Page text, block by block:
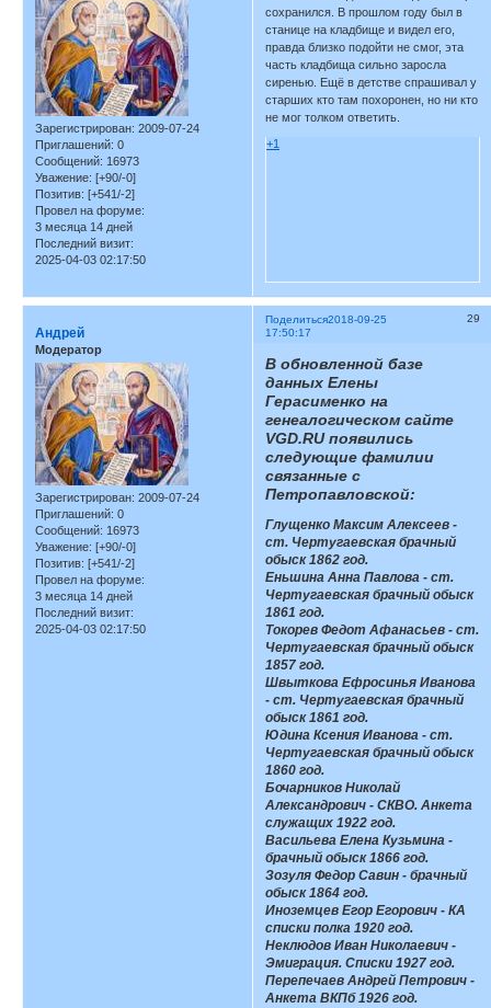
Зарегистрирован: 2009-07-24
Приглашений: 0
Сообщений: 16973
Уважение: [+90/-0]
Позитив: [+541/-2]
Провел на форуме:
3 месяца 14 дней
Последний визит:
2025-04-03 02:17:50
сохранился. В прошлом году был в
станице на кладбище и видел его,
правда близко подойти не смог, эта
часть кладбища сильно заросла
сиренью. Ещё в детстве спрашивал у
старших кто там похоронен, но ни кто
не мог толком ответить.
+1
Поделиться 29
2018-09-25
17:50:17
Андрей
Модератор
Зарегистрирован: 2009-07-24
Приглашений: 0
Сообщений: 16973
Уважение: [+90/-0]
Позитив: [+541/-2]
Провел на форуме:
3 месяца 14 дней
Последний визит:
2025-04-03 02:17:50
В обновленной базе
данных Елены
Герасименко на
генеалогическом сайте
VGD.RU появились
следующие фамилии
связанные с
Петропавловской:
Глущенко Максим Алексеев -
ст. Чертугаевская брачный
обыск 1862 год.
Еньшина Анна Павлова - ст.
Чертугаевская брачный обыск
1861 год.
Токорев Федот Афанасьев - ст.
Чертугаевская брачный обыск
1857 год.
Швыткова Ефросинья Иванова
- ст. Чертугаевская брачный
обыск 1861 год.
Юдина Ксения Иванова - ст.
Чертугаевская брачный обыск
1860 год.
Бочарников Николай
Александрович - СКВО. Анкета
служащих 1922 год.
Васильева Елена Кузьмина -
брачный обыск 1866 год.
Зозуля Федор Савин - брачный
обыск 1864 год.
Иноземцев Егор Егорович - КА
списки полка 1920 год.
Неклюдов Иван Николаевич -
Эмиграция. Списки 1927 год.
Перепечаев Андрей Петрович -
Анкета ВКПб 1926 год.